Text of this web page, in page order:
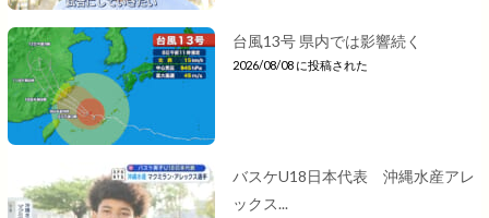
台風13号 県内では影響続く
2026/08/08 に投稿された
バスケU18日本代表 沖縄水産アレ
ックス...